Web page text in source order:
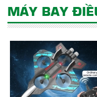
MÁY BAY